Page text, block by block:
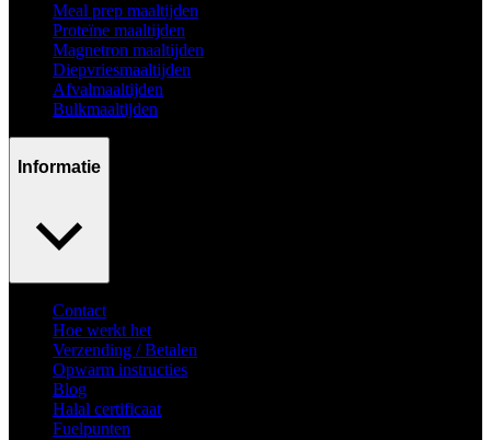
Meal prep maaltijden
Proteïne maaltijden
Magnetron maaltijden
Diepvriesmaaltijden
Afvalmaaltijden
Bulkmaaltijden
Informatie
Contact
Hoe werkt het
Verzending / Betalen
Opwarm instructies
Blog
Halal certificaat
Fuelpunten